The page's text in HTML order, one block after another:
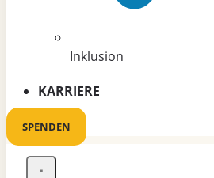
Inklusion
KARRIERE
SPENDEN